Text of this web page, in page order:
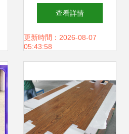
地板 水磨石紋鋪裝
效果圖與設計應用
查看詳情
更新時間：2026-08-07
05:43:58